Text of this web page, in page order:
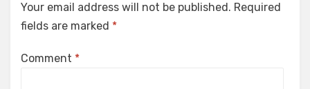
Your email address will not be published. Required
fields are marked *
Comment *